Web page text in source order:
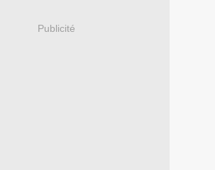
Publicité